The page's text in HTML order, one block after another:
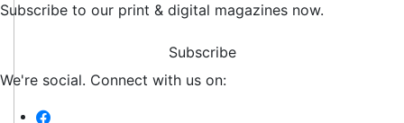
Subscribe to our print & digital magazines now.
Subscribe
We're social. Connect with us on: